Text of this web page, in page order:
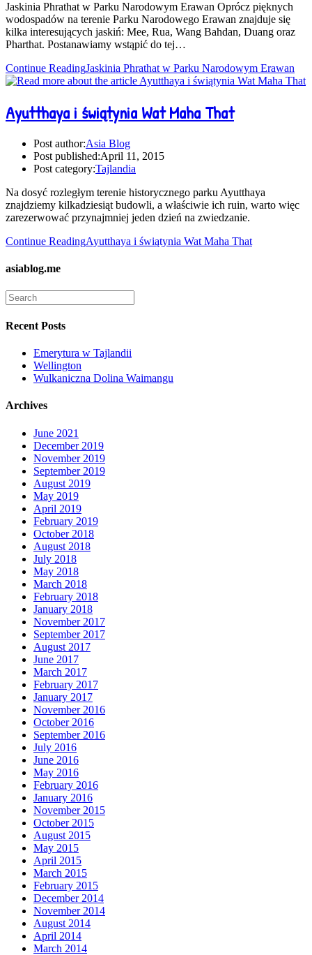
Jaskinia Phrathat w Parku Narodowym Erawan Oprócz pięknych
wodospadów na terenie Parku Narodowego Erawan znajduje się
kilka interesujących jaskiń: Mee, Rua, Wang Bahdan, Duang oraz
Pharthat. Postanawiamy wstąpić do tej…
Continue ReadingJaskinia Phrathat w Parku Narodowym Erawan
Ayutthaya i świątynia Wat Maha That
Post author:Asia Blog
Post published:April 11, 2015
Post category:Tajlandia
Na dosyć rozległym terenie historycznego parku Ayutthaya
znajdziemy kilkadziesiąt budowli, a właściwie ich ruin, warto więc
zarezerwować przynajmniej jeden dzień na zwiedzanie.
Continue ReadingAyutthaya i świątynia Wat Maha That
asiablog.me
Recent Posts
Emerytura w Tajlandii
Wellington
Wulkaniczna Dolina Waimangu
Archives
June 2021
December 2019
November 2019
September 2019
August 2019
May 2019
April 2019
February 2019
October 2018
August 2018
July 2018
May 2018
March 2018
February 2018
January 2018
November 2017
September 2017
August 2017
June 2017
March 2017
February 2017
January 2017
November 2016
October 2016
September 2016
July 2016
June 2016
May 2016
February 2016
January 2016
November 2015
October 2015
August 2015
May 2015
April 2015
March 2015
February 2015
December 2014
November 2014
August 2014
April 2014
March 2014